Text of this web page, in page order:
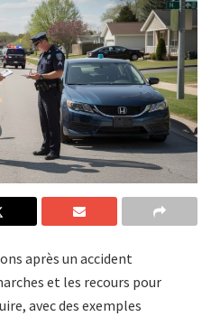
après un accident
et les recours pour
avec des exemples